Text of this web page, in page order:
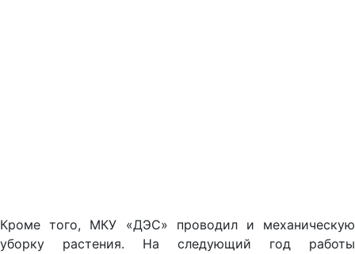
Кроме того, МКУ «ДЭС» проводил и механическую
уборку растения. На следующий год работы